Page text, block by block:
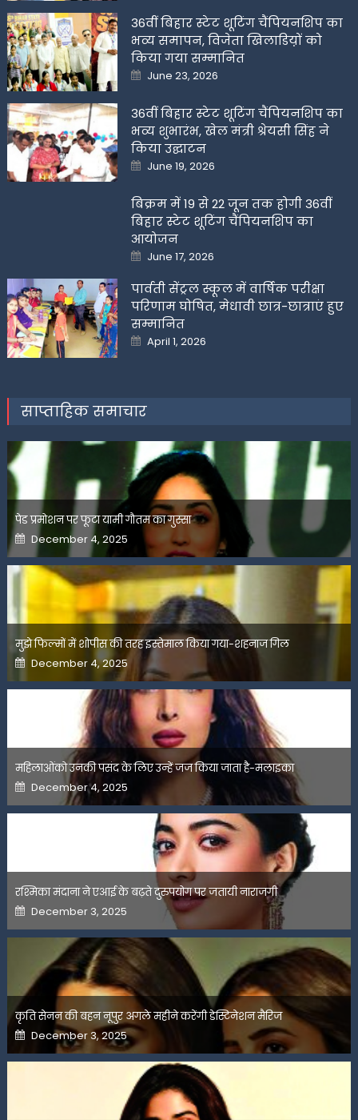
36वीं बिहार स्टेट शूटिंग चैंपियनशिप का
भव्य समापन, विजेता खिलाडिय़ों को
किया गया सम्मानित
Posted
on
June 23, 2026
36वीं बिहार स्टेट शूटिंग चैंपियनशिप का
भव्य शुभारंभ, खेल मंत्री श्रेयसी सिंह ने
किया उद्घाटन
Posted
on
June 19, 2026
बिक्रम में 19 से 22 जून तक होगी 36वीं
बिहार स्टेट शूटिंग चैंपियनशिप का
आयोजन
Posted
on
June 17, 2026
पार्वती सेंट्रल स्कूल में वार्षिक परीक्षा
परिणाम घोषित, मेधावी छात्र-छात्राएं हुए
सम्मानित
Posted
on
April 1, 2026
साप्ताहिक समाचार
पेड प्रमोशन पर फूटा यामी गौतम का गुस्सा
Posted
on
December 4, 2025
मुझे फिल्मों में शोपीस की तरह इस्तेमाल किया गया-शहनाज गिल
Posted
on
December 4, 2025
महिलाओंको उनकी पसंद के लिए उन्हें जज किया जाता है-मलाइका
Posted
on
December 4, 2025
रश्मिका मंदाना ने एआई के बढ़ते दुरुपयोग पर जतायी नाराजगी
Posted
on
December 3, 2025
कृति सेनन की बहन नूपुर अगले महीने करेंगी डेस्टिनेशन मैरिज
Posted
on
December 3, 2025